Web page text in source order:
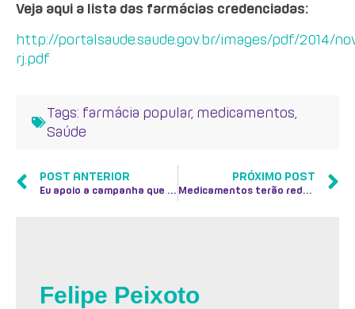
Veja aqui a lista das farmácias credenciadas:
http://portalsaude.saude.gov.br/images/pdf/2014/
rj.pdf
Tags: farmácia popular, medicamentos
Saúde
POST ANTERIOR
Eu apoio a campanha que repudia a morte de policiais
PRÓXIMO POST
Medicamentos terão redução de preços em aproximadamente 15%
Felipe Peixoto